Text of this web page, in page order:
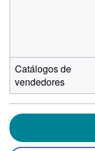
Catálogos de
vendedores